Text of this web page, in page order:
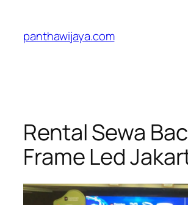
konten
panthawijaya.com
Rental Sewa
Frame Led